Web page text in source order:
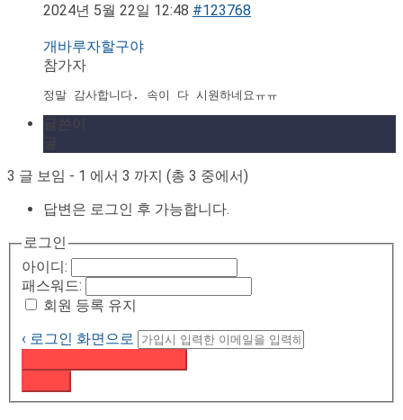
2024년 5월 22일 12:48 #123768
개바루자할구야
참가자
정말 감사합니다. 속이 다 시원하네요ㅠㅠ
3 글 보임 - 1 에서 3 까지 (총 3 중에서)
답변은 로그인 후 가능합니다.
로그인
아이디:
패스워드:
회원 등록 유지
‹ 로그인 화면으로